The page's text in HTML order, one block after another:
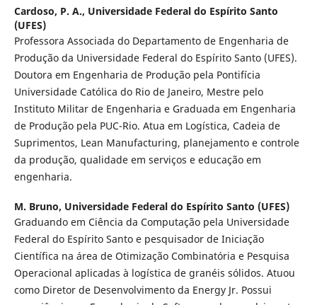
Cardoso, P. A., Universidade Federal do Espírito Santo
(UFES)
Professora Associada do Departamento de Engenharia de
Produção da Universidade Federal do Espírito Santo (UFES).
Doutora em Engenharia de Produção pela Pontifícia
Universidade Católica do Rio de Janeiro, Mestre pelo
Instituto Militar de Engenharia e Graduada em Engenharia
de Produção pela PUC-Rio. Atua em Logística, Cadeia de
Suprimentos, Lean Manufacturing, planejamento e controle
da produção, qualidade em serviços e educação em
engenharia.
M. Bruno, Universidade Federal do Espírito Santo (UFES)
Graduando em Ciência da Computação pela Universidade
Federal do Espírito Santo e pesquisador de Iniciação
Científica na área de Otimização Combinatória e Pesquisa
Operacional aplicadas à logística de granéis sólidos. Atuou
como Diretor de Desenvolvimento da Energy Jr. Possui